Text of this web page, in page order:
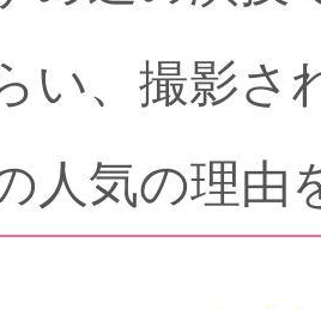
い、撮影さ
人気の理由